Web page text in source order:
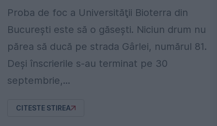
Proba de foc a Universităţii Bioterra din
Bucureşti este să o găseşti. Niciun drum nu
părea să ducă pe strada Gârlei, numărul 81.
Deşi înscrierile s-au terminat pe 30
septembrie,...
CITESTE STIREA